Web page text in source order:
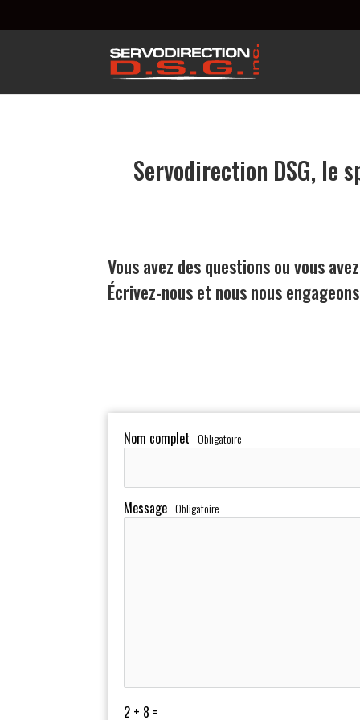
Servodirection DSG, le
Vous avez des questions ou vous
Écrivez-nous et nous nous
Nom complet Obligatoire
Message Obligatoire
2 + 8 =